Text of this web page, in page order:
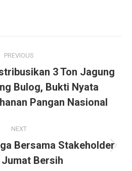
PREVIOUS
Previous
post:
3 Ton Jagung
Bulog, Bukti Nyata
Pangan Nasional
NEXT
Next
post:
Bersama Stakeholder
Jumat Bersih